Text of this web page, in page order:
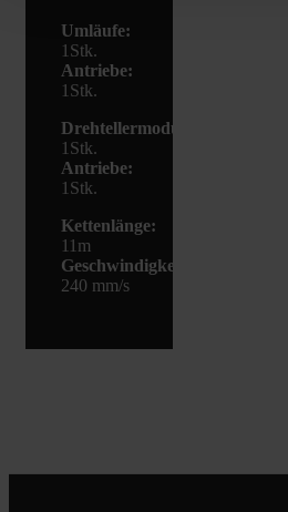
Umläufe:
1Stk.
Antriebe:
1Stk.
Drehtellermodul:
1Stk.
Antriebe:
1Stk.
Kettenlänge:
11m
Geschwindigkeit:
240 mm/s